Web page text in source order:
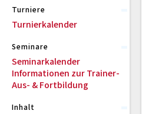
Turniere
Turnierkalender
Seminare
Seminarkalender
Informationen zur Trainer-
Aus- & Fortbildung
Inhalt